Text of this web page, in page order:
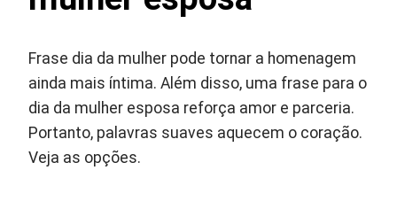
Frase dia da mulher pode tornar a homenagem
ainda mais íntima. Além disso, uma frase para o
dia da mulher esposa reforça amor e parceria.
Portanto, palavras suaves aquecem o coração.
Veja as opções.